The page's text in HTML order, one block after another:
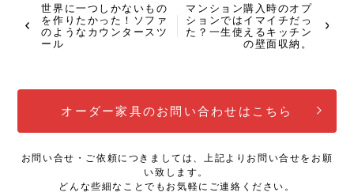
世界に一つしかないもの
を作りたかった！ソファ
のようなカウンタースツ
ール
マンション購入時のオプ
ションではイマイチだっ
た？一生使えるキッチン
の壁面収納。
オーダー家具のお問い合わせはこちら
お問い合せ・ご依頼につきましては、上記よりお問い合せをお願
い致します。
どんな些細なことでもお気軽にご連絡ください。